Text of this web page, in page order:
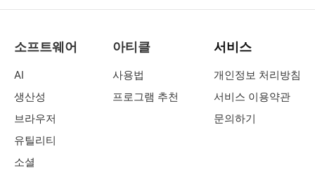
소프트웨어
AI
생산성
브라우저
유틸리티
소셜
아티클
사용법
프로그램 추천
서비스
개인정보 처리방침
서비스 이용약관
문의하기